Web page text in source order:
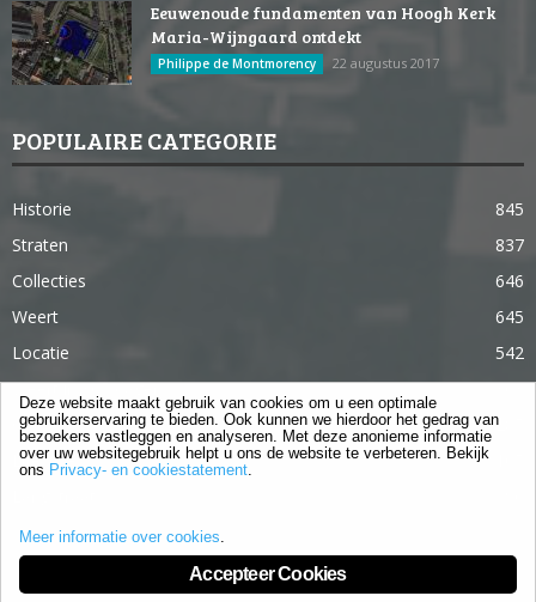
Eeuwenoude fundamenten van Hoogh Kerk
Maria-Wijngaard ontdekt
Philippe de Montmorency 22 augustus 2017
POPULAIRE CATEGORIE
Historie
845
Straten
837
Collecties
646
Weert
645
Locatie
542
Weert in 365 dagen
363
Gebouwen
285
Lifestyle
Deze website maakt gebruik van cookies om u een optimale
gebruikerservaring te bieden. Ook kunnen we hierdoor het gedrag van
bezoekers vastleggen en analyseren. Met deze anonieme informatie
over uw websitegebruik helpt u ons de website te verbeteren. Bekijk
ons Privacy- en cookiestatement.
Meer informatie over cookies.
Accepteer Cookies